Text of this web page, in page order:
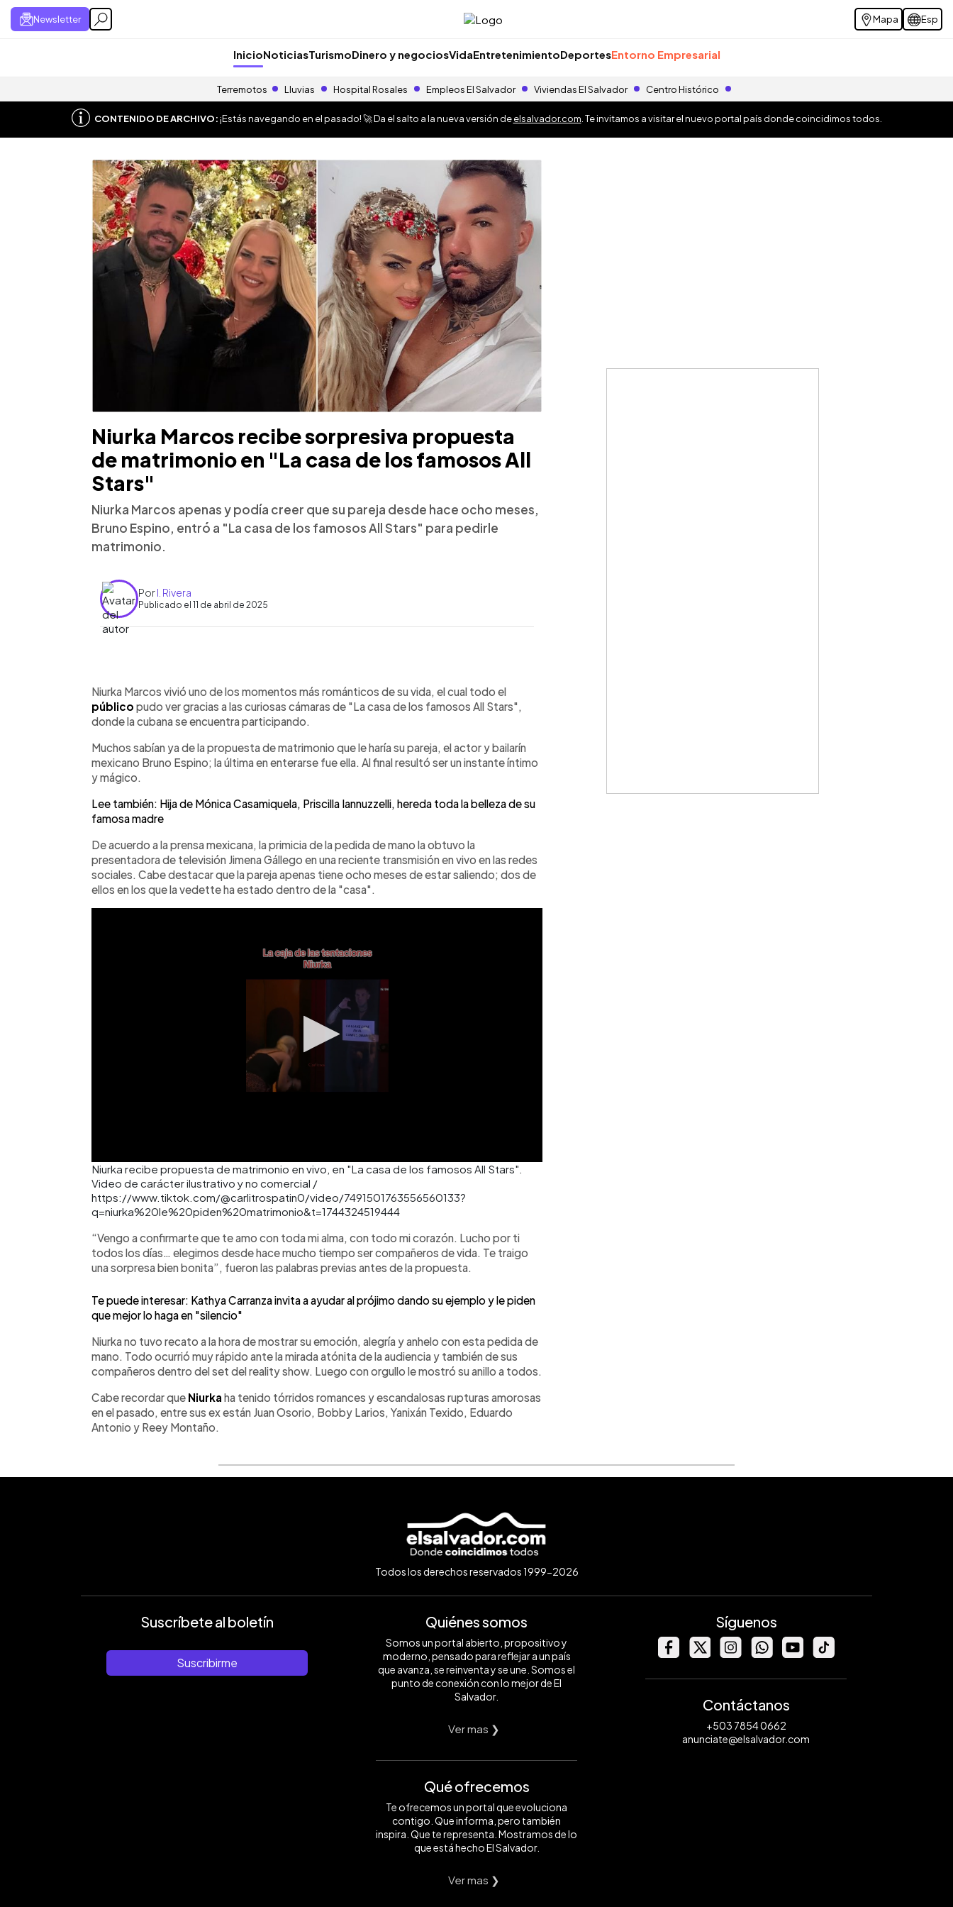
Newsletter Mapa Esp
InicioNoticiasTurismoDinero y negociosVidaEntretenimientoDeportesEntorno Empresarial
Terremotos Lluvias Hospital Rosales Empleos El Salvador Viviendas El Salvador Centro Histórico
CONTENIDO DE ARCHIVO:¡Estás navegando en el pasado! 🚀 Da el salto a la nueva versión deelsalvador.com . Te invitamos a visitar el nuevo portal país donde coincidimos todos.
Niurka Marcos recibe sorpresiva propuesta
de matrimonio en "La casa de los famosos All
Stars"
Niurka Marcos apenas y podía creer que su pareja desde hace ocho meses,
Bruno Espino, entró a "La casa de los famosos All Stars" para pedirle
matrimonio.
PorI. Rivera
Publicado el 11 de abril de 2025
Escuchar artículo
Niurka Marcos vivió uno de los momentos más románticos de su vida, el cual todo el
público pudo ver gracias a las curiosas cámaras de "La casa de los famosos All Stars",
donde la cubana se encuentra participando.
Muchos sabían ya de la propuesta de matrimonio que le haría su pareja, el actor y bailarín
mexicano Bruno Espino; la última en enterarse fue ella. Al final resultó ser un instante íntimo
y mágico.
Lee también: Hija de Mónica Casamiquela, Priscilla Iannuzzelli, hereda toda la belleza de su
famosa madre
De acuerdo a la prensa mexicana, la primicia de la pedida de mano la obtuvo la
presentadora de televisión Jimena Gállego en una reciente transmisión en vivo en las redes
sociales. Cabe destacar que la pareja apenas tiene ocho meses de estar saliendo; dos de
ellos en los que la vedette ha estado dentro de la "casa".
Niurka recibe propuesta de matrimonio en vivo, en "La casa de los famosos All Stars".
Video de carácter ilustrativo y no comercial /
https://www.tiktok.com/@carlitrospatin0/video/7491501763556560133?
q=niurka%20le%20piden%20matrimonio&t=1744324519444
“Vengo a confirmarte que te amo con toda mi alma, con todo mi corazón. Lucho por ti
todos los días… elegimos desde hace mucho tiempo ser compañeros de vida. Te traigo
una sorpresa bien bonita”, fueron las palabras previas antes de la propuesta.
Te puede interesar: Kathya Carranza invita a ayudar al prójimo dando su ejemplo y le piden
que mejor lo haga en "silencio"
Niurka no tuvo recato a la hora de mostrar su emoción, alegría y anhelo con esta pedida de
mano. Todo ocurrió muy rápido ante la mirada atónita de la audiencia y también de sus
compañeros dentro del set del reality show. Luego con orgullo le mostró su anillo a todos.
Cabe recordar que Niurka ha tenido tórridos romances y escandalosas rupturas amorosas
en el pasado, entre sus ex están Juan Osorio, Bobby Larios, Yanixán Texido, Eduardo
Antonio y Reey Montaño.
Todos los derechos reservados 1999-2026
Suscríbete al boletín
Suscribirme
Quiénes somos
Somos un portal abierto, propositivo y
moderno, pensado para reflejar a un país
que avanza, se reinventa y se une. Somos el
punto de conexión con lo mejor de El
Salvador.
Ver mas ❯
Qué ofrecemos
Te ofrecemos un portal que evoluciona
contigo. Que informa, pero también
inspira. Que te representa. Mostramos de lo
que está hecho El Salvador.
Ver mas ❯
Síguenos
Contáctanos
+503 7854 0662
anunciate@elsalvador.com